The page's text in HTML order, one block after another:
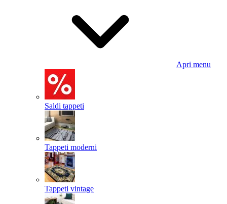
Apri menu
Saldi tappeti
Tappeti moderni
Tappeti vintage